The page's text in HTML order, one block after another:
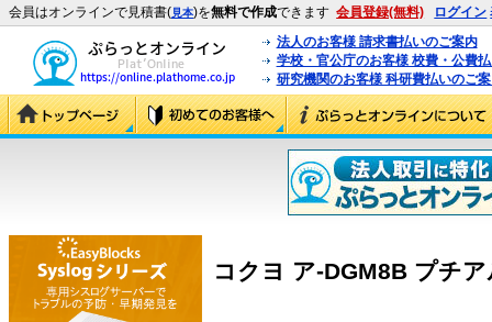
会員はオンラインで見積書(見本)を無料で作成できます 会員登録(無料) ログイン
法人のお客様 請求書払いのご案内
学校・官公庁のお客様 校費・公費
研究機関のお客様 科研費払いのご
コクヨ ア-DGM8B プチ